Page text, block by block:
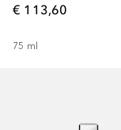
€ 113,60
75 ml